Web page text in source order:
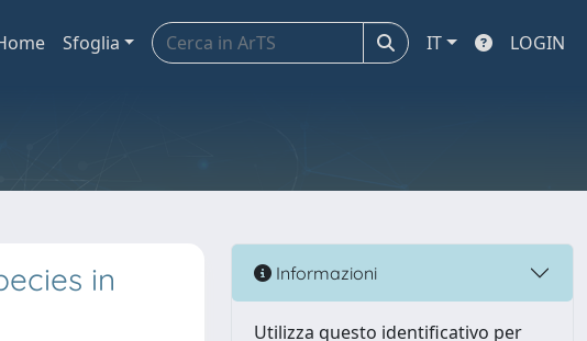
Sfoglia IT LOGIN
in
Informazioni
Utilizza questo identificativo per